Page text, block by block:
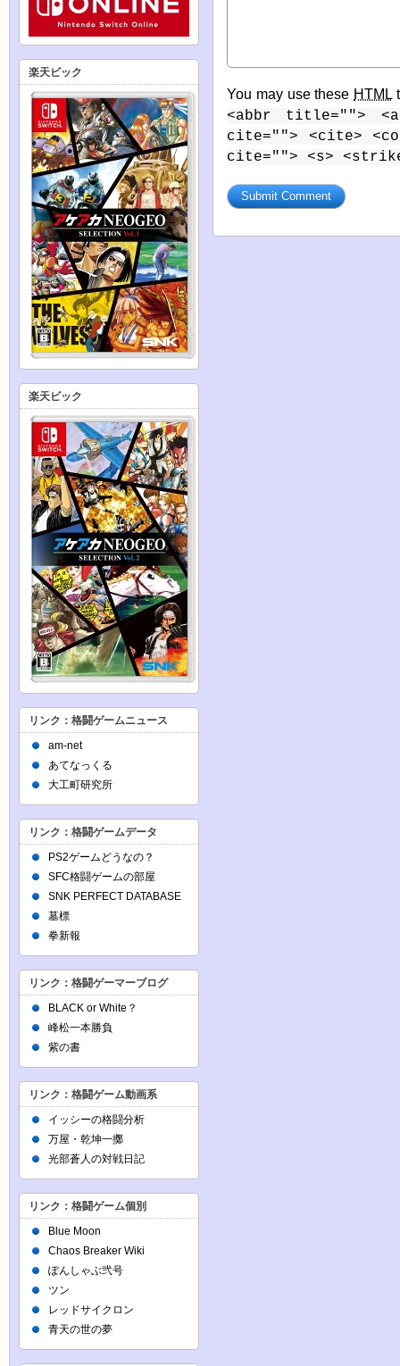
You may use these HTML
<abbr title="">
cite=""> <cite>
cite=""> <s>
楽天ビック
楽天ビック
リンク：格闘ゲームニュース
am-net
あてなっくる
大工町研究所
リンク：格闘ゲームデータ
PS2ゲームどうなの？
SFC格闘ゲームの部屋
SNK PERFECT DATABASE
墓標
拳新報
リンク：格闘ゲーマーブログ
BLACK or White？
峰松一本勝負
紫の書
リンク：格闘ゲーム動画系
イッシーの格闘分析
万屋・乾坤一擲
光部蒼人の対戦日記
リンク：格闘ゲーム個別
Blue Moon
Chaos Breaker Wiki
ぽんしゃぶ弐号
ツン
レッドサイクロン
青天の世の夢